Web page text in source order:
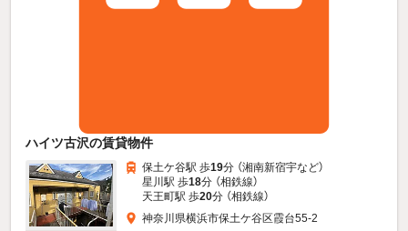
ハイツ古沢の賃貸物件
保土ケ谷駅 歩19分 （湘南新宿宇など）
星川駅 歩18分 （相鉄線）
天王町駅 歩20分 （相鉄線）
神奈川県横浜市保土ケ谷区霞台55-2